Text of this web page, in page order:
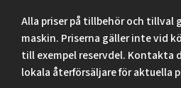
Alla priser på tillbehör och tillval
maskin. Priserna gäller inte vid
till exempel reservdel. Kontakta
lokala återförsäljare för aktuella